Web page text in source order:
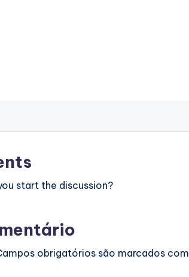
start the discussion?
obrigatórios são marcados com